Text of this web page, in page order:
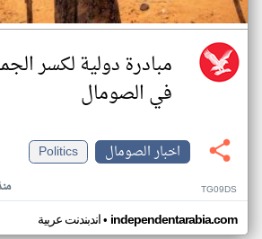
مبادرة دولية لكسر
في الصومال
اخبار الصومال
Politics
منذ TG09DS
اندبندنت عربية• independentarabia.com